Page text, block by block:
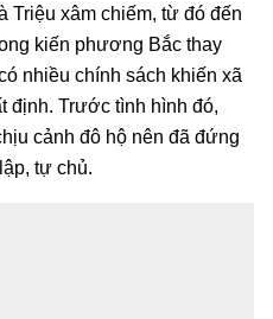
Triệu xâm chiếm, từ đó đến
kiến phương Bắc thay
nhiều chính sách khiến xã
định. Trước tình hình đó,
cảnh đô hộ nên đã đứng
tự chủ.